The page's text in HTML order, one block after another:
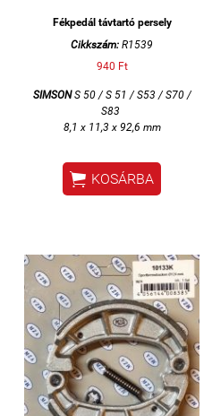
Fékpedál távtartó persely
Cikkszám: R1539
940 Ft
SIMSONS 50 / S 51 / S53 / S70 /
S83
8,1 x 11,3 x 92,6 mm
 KOSÁRBA